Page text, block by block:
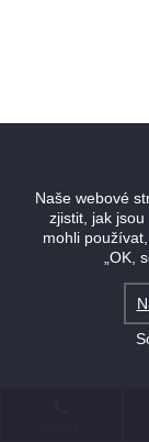
Naše webové
zjistit, jak
mohli
„OK,